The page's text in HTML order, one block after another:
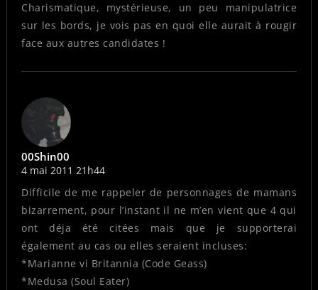
Charismatique, mystérieuse, un peu manipulatrice
sur les bords, je vois pas en quoi elle aurait à rougir
face aux autres candidates !
00Shin00
4 mai 2011 21h44
Difficile de me rappeler de personnages de mamans
bizarrement, pour l’instant il ne m’en vient que 4 qui
ont déja été citées mais que je supporterai
également au cas ou elles seraient incluses:
*Marianne vi Britannia (Code Geass)
*Medusa (Soul Eater)